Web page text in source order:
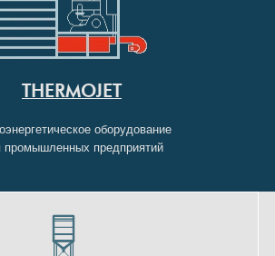
THERMOJET
оборудование
промышленных предприятий